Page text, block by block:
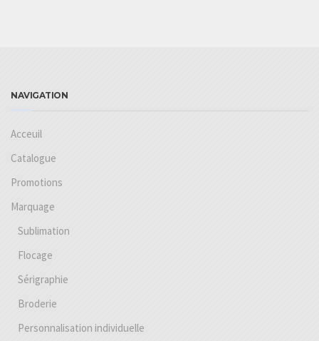
NAVIGATION
Acceuil
Catalogue
Promotions
Marquage
Sublimation
Flocage
Sérigraphie
Broderie
Personnalisation individuelle